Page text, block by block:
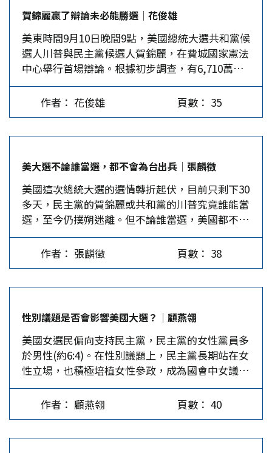
大陸對台貿易的重要窗口，加快建設「兩岸融合發
展示範區」，可進一步加強兩岸經濟交流與合作。
福建擁有豐富的自然資源和優越的地理位置，能為
台灣企業提供廣闊的市場和發展空間。而福建自貿
區的設立，為眾多台資企業提供了投資便利和優惠
政策。同時，福建可以借助其在電子資訊、機械製
造等領域的優勢，與台灣的科技創新能力相結合，
推動兩岸產業鏈的深度融合，共同提升在國際市場
因是「白人至上論」歷史遺緒所積澱出的種族歧
視。種族歧視不僅是美國社會永恆的歷史遺憾，也
是造成今日美國社會分裂的深層結構基因。正因為
如此，民主政治在美國被操作成族群政治，連帶地
讓其民主政治越來越走向政治極化，這次川普、賀
錦麗在首次辯論會上所表露的「政治對決」，不但
展現川、賀分別代表政治光譜的兩個極端，也顯示
美國政黨政治的「政治極化」，完全是社會分歧與
認為已出現「分裂的美國」，果然，不認敗選的川
普，不久便發動支持者占領國會山莊。「國會山莊
政治騷亂事件」是美國社會分裂的實證，當時許多
美國人民擔心會出現第二次「內戰」。…
賀錦麗贏了辯論未必能勝選│花俊雄
美東時間9月10日晚間9點，美國總統大選共和黨候
選人川普與民主黨候選人賀錦麗，在費城國家憲法
中心舉行首場辯論。根據初步調查，有6,710萬觀
眾觀看了這場90分鐘的辯論，希望能聽到兩名候選
人就他們關心的經濟、墮胎、移民和全球混亂的四
大領域提出對策，但ABC新聞和各大媒體都指出，
秒，其中17分25秒在攻擊川普，而川普在43分3秒
的發言中有12分54秒在攻擊賀錦麗。《華爾街日
報》認為，賀錦麗是此次辯論的明顯贏家，但她並
未清晰表達她的政策，僅僅在激怒川普的策略上奏
效。由於賀錦麗設下的陷阱，讓川普花了很多時間
談論過去，卻錯失了講述如何在未來4年改善美國
人生活的良機。 賀錦麗辯論表現略勝一籌 行家指
出，從一開始賀錦麗主動走向川普握手，川普就已
誘川普掉入她設下的陷阱，不僅讓他面紅耳赤，而
且處於防禦性蜷伏狀態。怒氣沖沖的川普經常上
鉤，用錯誤的資訊和人身攻擊回應賀錦麗的批評。
例如墮胎權問題，川普表示民主黨人的墮胎政策很
激進，但他認為墮胎應該是各州的事，並攻擊副總
統候選人華茲（Tim Waltz）支持「出生後處決」
嬰兒。主持人隨即糾正表示，美國沒有任何一州允
許在嬰兒出生後殺嬰。…
作者： 花俊雄 頁數： 35
美大選不論誰當選，都不會為台出兵│張麟徵
美國這次總統大選的選情轉折起伏，目前只剩下30
多天，民主黨的賀錦麗或共和黨的川普究竟誰能當
選，至今仍撲朔迷離。但不論誰當選，美國都不會
為台灣流血，這是可以肯定的。 賀錦麗民調暫時
領先川普 本來這次大選川普的贏面很大，尤其是
遭遇槍擊，川普當下反應機敏且毫無懼色，得到相
都覺得賀錦麗看上去像個傻大姐，對內政、外交，
如俄烏戰爭、中東情勢及經濟議題都未發表個人看
法，又拒絕接受媒體專訪，似乎是刻意「藏拙」，
可能很難對抗伶牙俐齒的川普。可是，這幾周發展
下來情勢反轉。特別是9月10日辯論會上，賀錦麗
苦練成功，表現得中規中矩，博得一片好評。川普
可能由於輕敵，表現平平，導致CNN、ABC等媒體
都說賀錦麗大贏。 對民主黨人來說，賀錦麗縱然
作者： 張麟徵 頁數： 38
性別議題是否會影響美國大選？│顧燕翎
美國女選民偏向支持民主黨，民主黨的女性黨員多
於男性(約6:4)。在性別議題上，民主黨長期站在女
性立場，也積極培植女性參政，成為國會中女議員
的多數（參院占60%，眾院占72%）。然而，美國
雖有黑人選黑人的傳統，女人卻不一定選女人，至
今女議員在國會中僅占25%，落在全球百名以外。
作者： 顧燕翎 頁數： 40